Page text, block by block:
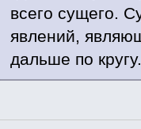
всего сущего.
явлений,
дальше по кругу.